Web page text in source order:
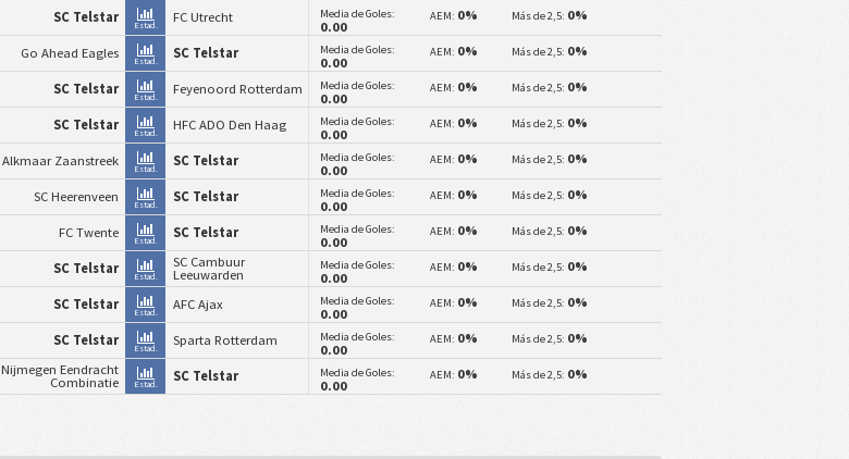
SC Telstar
Estad.
FC Utrecht Media de Goles:
0.00
AEM: 0% Más de 2,5: 0%
Go Ahead Eagles
Estad.
SC Telstar Media de Goles:
0.00
AEM: 0% Más de 2,5: 0%
SC Telstar
Estad.
Feyenoord Rotterdam Media de Goles:
0.00
AEM: 0% Más de 2,5: 0%
SC Telstar
Estad.
HFC ADO Den Haag Media de Goles:
0.00
AEM: 0% Más de 2,5: 0%
Alkmaar Zaanstreek
Estad.
SC Telstar Media de Goles:
0.00
AEM: 0% Más de 2,5: 0%
SC Heerenveen
Estad.
SC Telstar Media de Goles:
0.00
AEM: 0% Más de 2,5: 0%
FC Twente
Estad.
SC Telstar Media de Goles:
0.00
AEM: 0% Más de 2,5: 0%
SC Telstar
Estad.
SC Cambuur
Leeuwarden
Media de Goles:
0.00
AEM: 0% Más de 2,5: 0%
SC Telstar
Estad.
AFC Ajax Media de Goles:
0.00
AEM: 0% Más de 2,5: 0%
SC Telstar
Estad.
Sparta Rotterdam Media de Goles:
0.00
AEM: 0% Más de 2,5: 0%
Nijmegen Eendracht
Combinatie
Estad.
SC Telstar Media de Goles:
0.00
AEM: 0% Más de 2,5: 0%